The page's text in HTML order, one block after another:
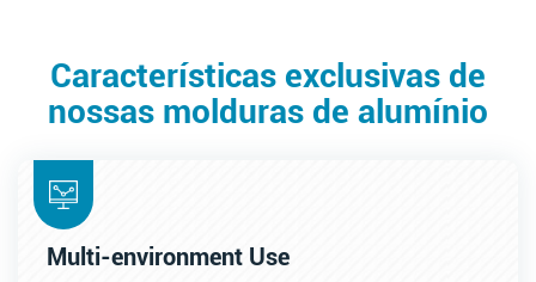
Características exclusivas de
nossas molduras de alumínio
Multi-environment Use